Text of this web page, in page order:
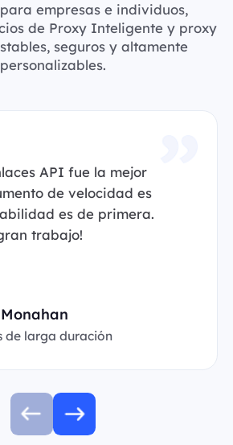
empresas e individuos,
de Proxy Inteligente y proxy
seguros y altamente
personalizables.
API fue la mejor
de velocidad es
es de primera.
trabajo!
de larga duración